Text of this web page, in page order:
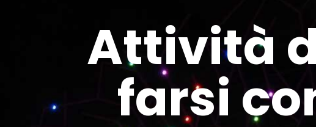
Attività
farsi